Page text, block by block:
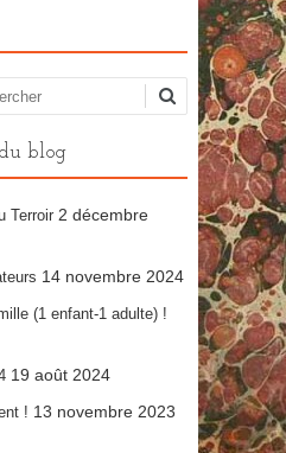
blog
Terroir 2 décembre
14 novembre 2024
(1 enfant-1 adulte) !
19 août 2024
! 13 novembre 2023